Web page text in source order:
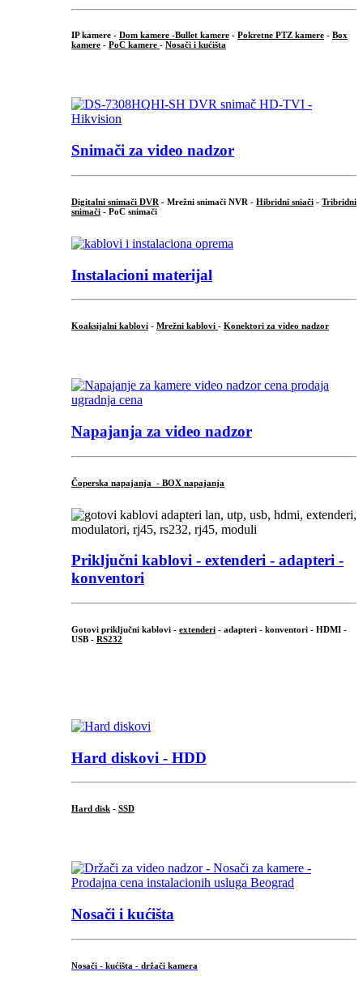
IP kamere - Dom kamere -Bullet kamere - Pokretne PTZ kamere - Box
kamere - PoC kamere - Nosači i kućišta
Snimači za video nadzor
Digitalni snimači DVR - Mrežni snimači NVR - Hibridni sniači - Tribridni
snimači - PoC snimači
Instalacioni materijal
Koaksijalni kablovi - Mrežni kablovi - Konektori za video nadzor
Napajanja za video nadzor
Čoperska napajanja - BOX napajanja
Priključni kablovi - extenderi - adapteri -
konventori
Gotovi priključni kablovi - extenderi - adapteri - konventori - HDMI -
USB - RS232
Hard diskovi - HDD
Hard disk - SSD
Nosači i kućišta
Nosači - kućišta - držači kamera